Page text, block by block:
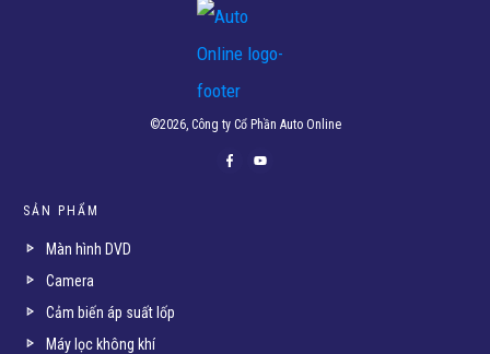
©2026, Công ty Cổ Phần Auto Online
SẢN PHẨM
Màn hình DVD
Camera
Cảm biến áp suất lốp
Máy lọc không khí